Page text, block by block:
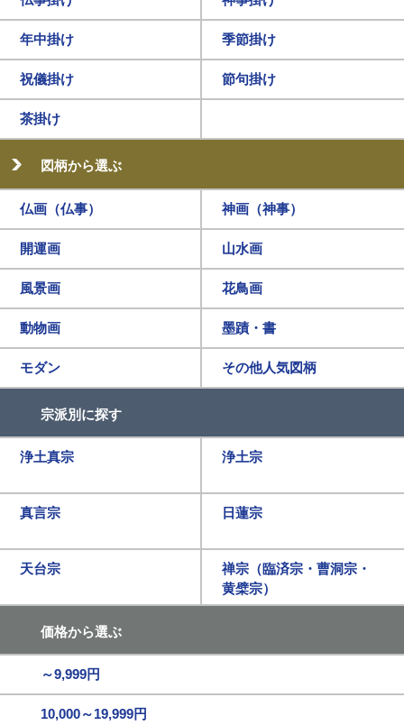
年中掛け 季節掛け
祝儀掛け 節句掛け
茶掛け
図柄から選ぶ
仏画（仏事） 神画（神事）
開運画 山水画
風景画 花鳥画
動物画 墨蹟・書
モダン その他人気図柄
宗派別に探す
浄土真宗 浄土宗
真言宗 日蓮宗
天台宗
禅宗（臨済宗・曹洞宗・
黄檗宗）
価格から選ぶ
～9,999円
10,000～19,999円